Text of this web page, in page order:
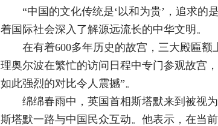
“中国的文化传统是‘以和为贵’，追求
着国际社会深入了解源远流长的中华文明。
在有着600多年历史的故宫，三大殿匾
理奥尔波在繁忙的访问日程中专门参观故宫
如此强烈的对比令人震撼”。
绵绵春雨中，英国首相斯塔默来到被视
斯塔默一路与中国民众互动。他表示，在当